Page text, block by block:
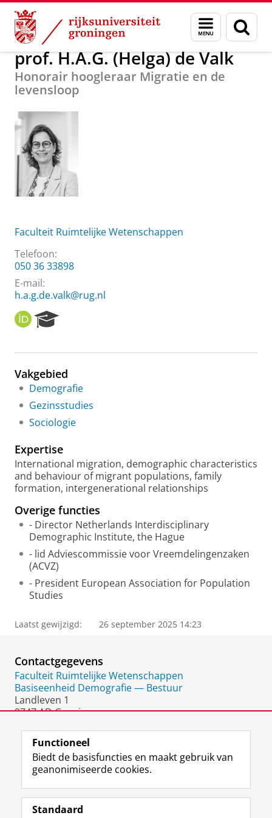
Skip
Content
Skip
Navigation
Menu
en
zoeken
Over ons prof. H.A.G. (Helga) de Valk
prof. H.A.G. (Helga) de Valk
Honorair hoogleraar Migratie en de
levensloop
Faculteit Ruimtelijke Wetenschappen
Telefoon:
050 36 33898
E-mail:
h.a.g.de.valk@rug.nl
O
R
I
e
r
c
h
o
t
a
l
Vakgebied
Demografie
Gezinsstudies
Sociologie
Expertise
International migration, demographic characteristics
and behaviour of migrant populations, family
formation, intergenerational relationships
Overige functies
- Director Netherlands Interdisciplinary
Demographic Institute, the Hague
- lid Adviescommissie voor Vreemdelingenzaken
(ACVZ)
- President European Association for Population
Studies
Laatst gewijzigd: 26 september 2025 14:23
Contactgegevens
Faculteit Ruimtelijke Wetenschappen
Basiseenheid Demografie — Bestuur
Landleven 1
9747 AD Groningen
Volg de RUG
F
a
L
i
R
S
I
n
Y
o
Functioneel
Biedt de basisfuncties en maakt gebruik van
geanonimiseerde cookies.
Standaard